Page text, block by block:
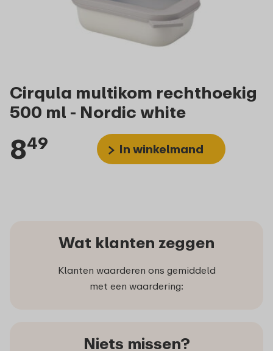
Cirqula multikom rechthoekig
500 ml - Nordic white
849 In winkelmand
Wat klanten zeggen
Klanten waarderen ons gemiddeld
met een waardering:
Niets missen?